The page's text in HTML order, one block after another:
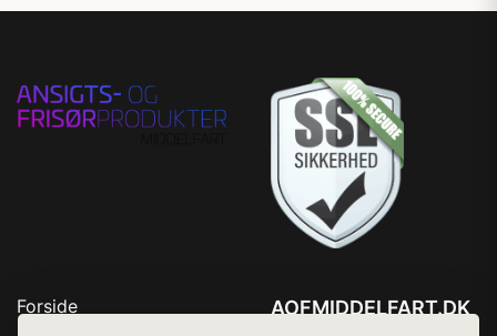
Forside
AOFMIDDELFART.DK